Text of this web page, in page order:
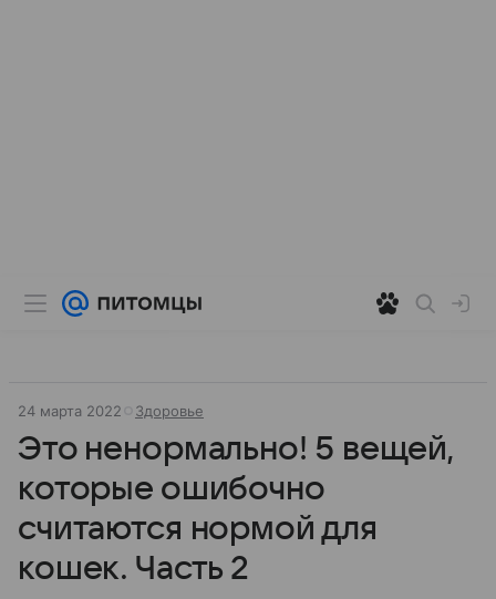
24 марта 2022 Здоровье
Это ненормально! 5 вещей,
которые ошибочно
считаются нормой для
кошек. Часть 2